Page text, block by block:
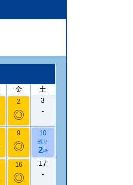
金 土
2
◎
3
-
9
◎
10
残り
2枠
16
◎
17
-